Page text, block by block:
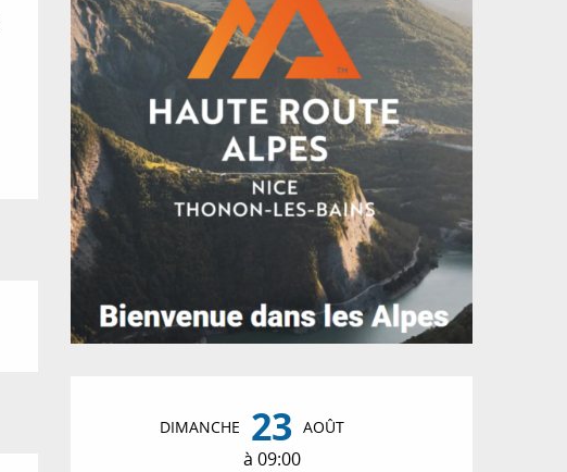
Ouverture et
DIMANCHE 23 AOÛT
à 09:00